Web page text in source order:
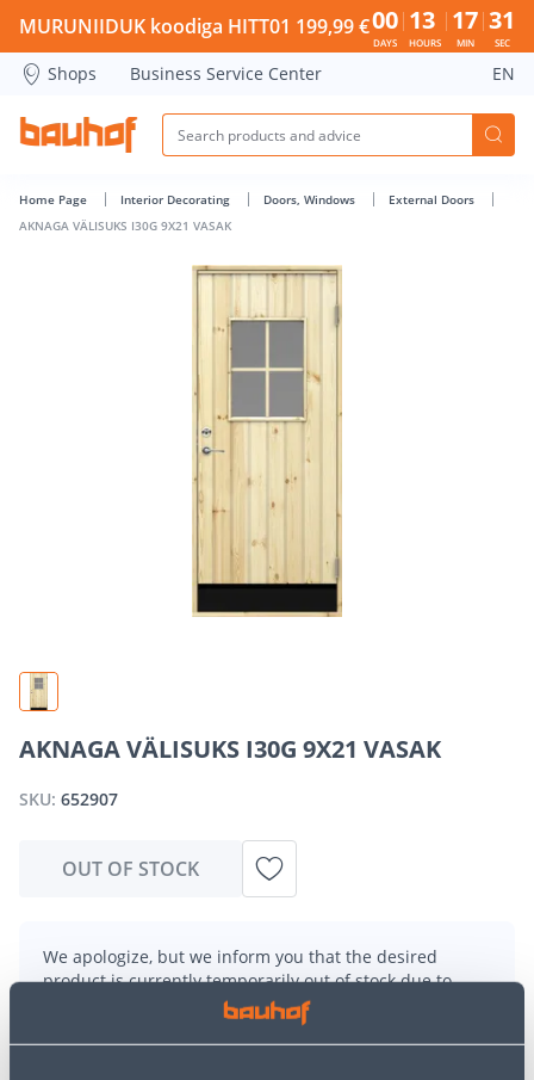
AKNAGA VÄLISUKS I30G 9X21 VASAK - Bauhof has loaded
MURUNIIDUK koodiga HITT01 199,99 €00
DAYS
13
HOURS
17
MIN
31
SEC
Shops Business Service Center EN
Home Page Interior Decorating Doors, Windows
External Doors
AKNAGA VÄLISUKS I30G 9X21 VASAK
AKNAGA VÄLISUKS I30G 9X21 VASAK
SKU: 652907
OUT OF STOCK
We apologize, but we inform you that the desired
product is currently temporarily out of stock due to
high demand. However, we offer excellent alternatives
product category, which can bring you
just as much joy!